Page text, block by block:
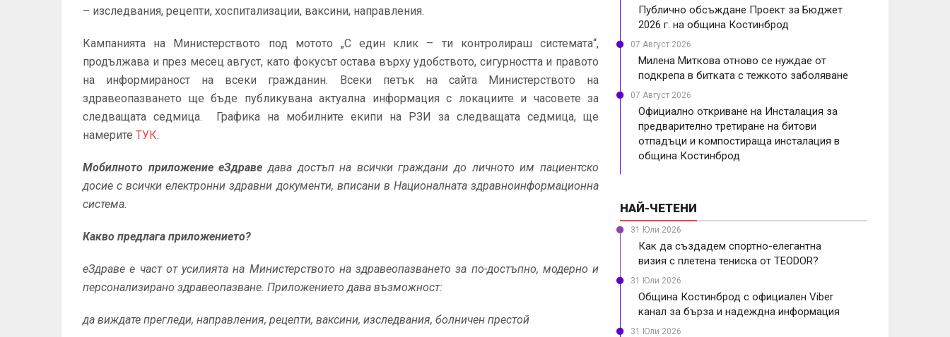
– изследвания, рецепти, хоспитализации, ваксини, направления.
Кампанията на Министерството под мотото „С един клик – ти контролираш системата“,
продължава и през месец август, като фокусът остава върху удобството, сигурността и правото
на информираност на всеки гражданин. Всеки петък на сайта Министерството на
здравеопазването ще бъде публикувана актуална информация с локациите и часовете за
следващата седмица. Графика на мобилните екипи на РЗИ за следващата седмица, ще
намерите ТУК.
Мобилното приложение еЗдраве дава достъп на всички граждани до личното им пациентско
досие с всички електронни здравни документи, вписани в Националната здравноинформационна
система.
Какво предлага приложението?
еЗдраве е част от усилията на Министерството на здравеопазването за по-достъпно, модерно и
персонализирано здравеопазване. Приложението дава възможност:
да виждате прегледи, направления, рецепти, ваксини, изследвания, болничен престой
Публично обсъждане Проект за Бюджет
2026 г. на община Костинброд
07 Август 2026
Милена Миткова отново се нуждае от
подкрепа в битката с тежкото заболяване
07 Август 2026
Официално откриване на Инсталация за
предварително третиране на битови
отпадъци и компостираща инсталация в
община Костинброд
НАЙ-ЧЕТЕНИ
31 Юли 2026
Как да създадем спортно-елегантна
визия с плетена тениска от TEODOR?
31 Юли 2026
Община Костинброд с официален Viber
канал за бърза и надеждна информация
31 Юли 2026